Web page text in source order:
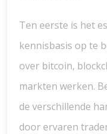
Ten eerste is het
kennisbasis op te
over bitcoin,
markten werken.
de verschillende
door ervaren